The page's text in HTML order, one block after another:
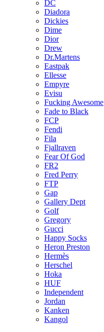
DC
Diadora
Dickies
Dime
Dior
Drew
Dr.Martens
Eastpak
Ellesse
Empyre
Evisu
Fucking Awesome
Fade to Black
FCP
Fendi
Fila
Fjallraven
Fear Of God
FR2
Fred Perry
FTP
Gap
Gallery Dept
Golf
Gregory
Gucci
Happy Socks
Heron Preston
Hermès
Hersсhel
Hoka
HUF
Independent
Jordan
Kanken
Kangol